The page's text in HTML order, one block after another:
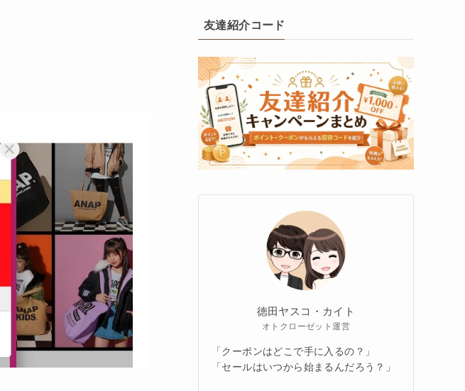
友達紹介コード
徳田ヤスコ・カイト
オトクローゼット運営
「クーポンはどこで手に入るの？」
「セールはいつから始まるんだろう？」